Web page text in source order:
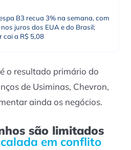
B3 recua 3% na semana, com
juros dos EUA e do Brasil;
cai a R$ 5,08
o resultado primário do
de Usiminas, Chevron,
ainda os negócios.
são limitados
em conflito